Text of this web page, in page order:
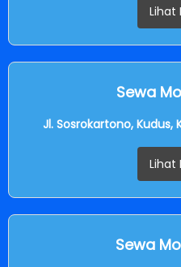
Lihat
Sewa
Jl. Sosrokartono, Kudus,
Lihat
Sewa